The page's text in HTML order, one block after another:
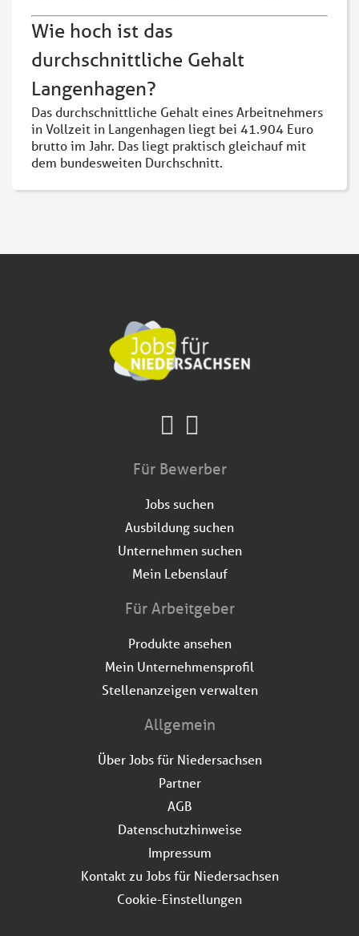
Wie hoch ist das
durchschnittliche Gehalt
Langenhagen?
Das durchschnittliche Gehalt eines Arbeitnehmers
in Vollzeit in Langenhagen liegt bei 41.904 Euro
brutto im Jahr. Das liegt praktisch gleichauf mit
dem bundesweiten Durchschnitt.
Für Bewerber
Jobs suchen
Ausbildung suchen
Unternehmen suchen
Mein Lebenslauf
Für Arbeitgeber
Produkte ansehen
Mein Unternehmensprofil
Stellenanzeigen verwalten
Allgemein
Über Jobs für Niedersachsen
Partner
AGB
Datenschutzhinweise
Impressum
Kontakt zu Jobs für Niedersachsen
Cookie-Einstellungen